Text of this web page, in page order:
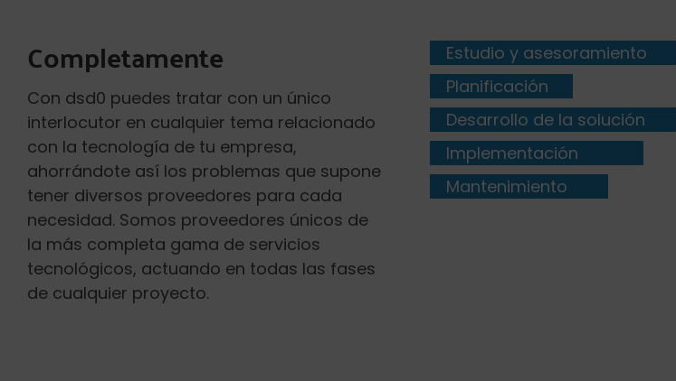
Completamente
Con dsd0 puedes tratar con un único
interlocutor en cualquier tema relacionado
con la tecnología de tu empresa,
ahorrándote así los problemas que supone
tener diversos proveedores para cada
necesidad. Somos proveedores únicos de
la más completa gama de servicios
tecnológicos, actuando en todas las fases
de cualquier proyecto.
Estudio y asesoramiento
Planificación
Desarrollo de la solución
Implementación
Mantenimiento